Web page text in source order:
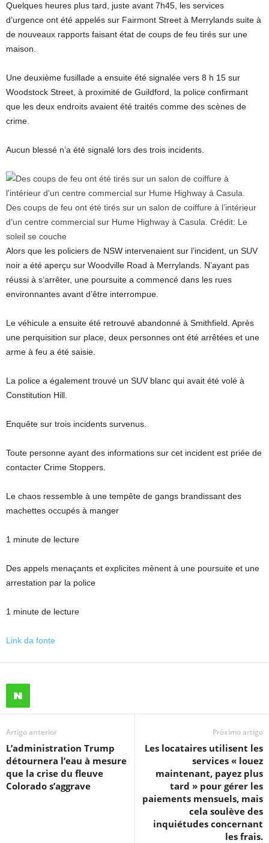
Quelques heures plus tard, juste avant 7h45, les services
d’urgence ont été appelés sur Fairmont Street à Merrylands suite à
de nouveaux rapports faisant état de coups de feu tirés sur une
maison.
Une deuxième fusillade a ensuite été signalée vers 8 h 15 sur
Woodstock Street, à proximité de Guildford, la police confirmant
que les deux endroits avaient été traités comme des scènes de
crime.
Aucun blessé n’a été signalé lors des trois incidents.
Des coups de feu ont été tirés sur un salon de coiffure à l’intérieur
d’un centre commercial sur Hume Highway à Casula. Crédit: Le
soleil se couche
Alors que les policiers de NSW intervenaient sur l’incident, un SUV
noir a été aperçu sur Woodville Road à Merrylands. N’ayant pas
réussi à s’arrêter, une poursuite a commencé dans les rues
environnantes avant d’être interrompue.
Le véhicule a ensuite été retrouvé abandonné à Smithfield. Après
une perquisition sur place, deux personnes ont été arrêtées et une
arme à feu a été saisie.
La police a également trouvé un SUV blanc qui avait été volé à
Constitution Hill.
Enquête sur trois incidents survenus.
Toute personne ayant des informations sur cet incident est priée de
contacter Crime Stoppers.
Le chaos ressemble à une tempête de gangs brandissant des
machettes occupés à manger
1 minute de lecture
Des appels menaçants et explicites mènent à une poursuite et une
arrestation par la police
1 minute de lecture
Link da fonte
Artigo anterior
L’administration Trump
détournera l’eau à mesure
que la crise du fleuve
Colorado s’aggrave
Próximo artigo
Les locataires utilisent les
services « louez
maintenant, payez plus
tard » pour gérer les
paiements mensuels, mais
cela soulève des
inquiétudes concernant
les frais.